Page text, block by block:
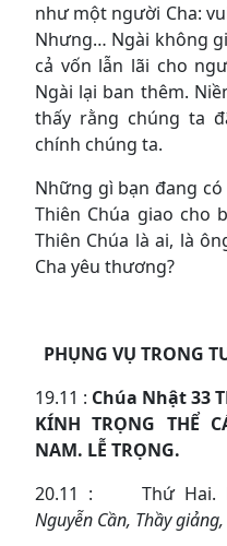
như một người Cha:
Nhưng… Ngài không
cả vốn lẫn lãi cho
Ngài lại ban thêm.
thấy rằng chúng ta
chính chúng ta.
Những gì bạn đang
Thiên Chúa giao cho
Thiên Chúa là ai, là
Cha yêu thương?
PHỤNG VỤ TRONG
19.11 : Chúa Nhật33
KÍNH TRỌNG THỂ
NAM. LỄ TRỌNG.
20.11 : Thứ Hai.
Nguyễn Cần, Thầy